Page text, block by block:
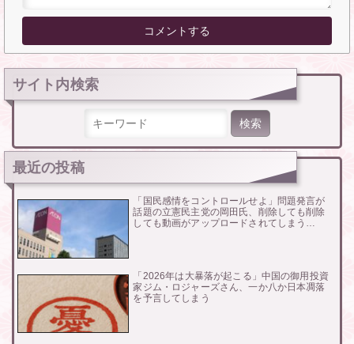
サイト内検索
最近の投稿
「国民感情をコントロールせよ」問題発言が
話題の立憲民主党の岡田氏、削除しても削除
しても動画がアップロードされてしまう…
「2026年は大暴落が起こる」中国の御用投資
家ジム・ロジャーズさん、一か八か日本凋落
を予言してしまう